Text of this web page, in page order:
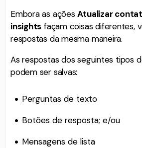
Embora as açõesAtualizar
insights façam coisas diferentes,
respostas da mesma maneira.
As respostas dos seguintes tipos
podem ser salvas:
Perguntas de texto
Botões de resposta; e/ou
Mensagens de lista